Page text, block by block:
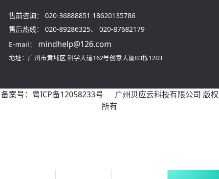
售前咨询： 020-36888851 18620135786
售后热线：
020-89286325、 020-87682179
E-mail：
mindhelp@126.com
地址：广州市黄埔区 科学大道162号创意大厦B3栋1203
备案号： 粤ICP备12058233号 广州贝应云科技有限公司 版权
所有